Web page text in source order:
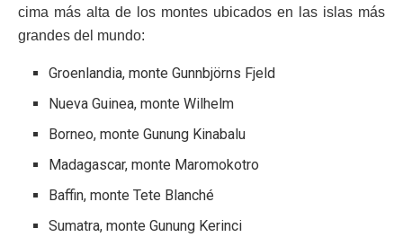
cima más alta de los montes ubicados en las islas más
grandes del mundo:
Groenlandia, monte Gunnbjörns Fjeld
Nueva Guinea, monte Wilhelm
Borneo, monte Gunung Kinabalu
Madagascar, monte Maromokotro
Baffin, monte Tete Blanché
Sumatra, monte Gunung Kerinci